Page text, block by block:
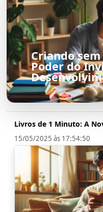
Criando
Poder do
Livros de 1 Minuto: A
15/05/2025 às 17:54:50